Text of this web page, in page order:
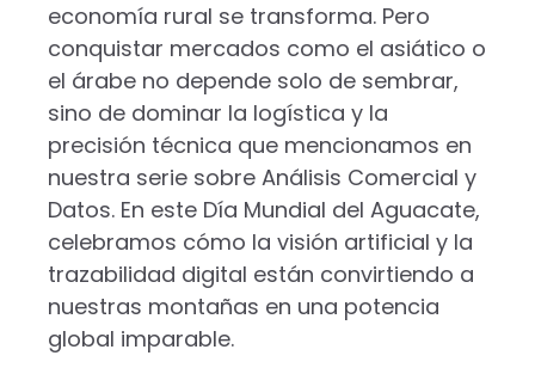
economía rural se transforma. Pero
conquistar mercados como el asiático o
el árabe no depende solo de sembrar,
sino de dominar la logística y la
precisión técnica que mencionamos en
nuestra serie sobre Análisis Comercial y
Datos. En este Día Mundial del Aguacate,
celebramos cómo la visión artificial y la
trazabilidad digital están convirtiendo a
nuestras montañas en una potencia
global imparable.